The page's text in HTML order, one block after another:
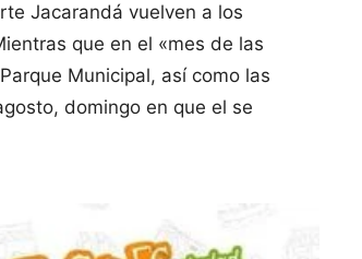
Jacarandá vuelven a los
que en el «mes de las
Municipal, así como las
domingo en que el se